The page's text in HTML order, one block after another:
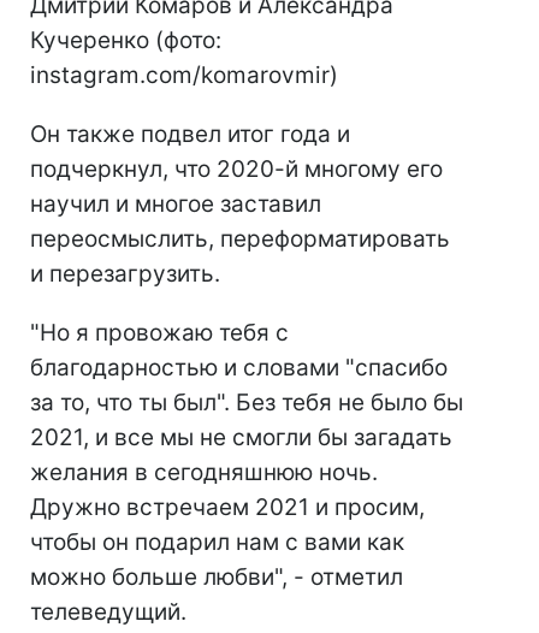
Кучеренко (фото:
instagram.com/komarovmir)
Он также подвел итог года и
подчеркнул, что 2020-й многому его
научил и многое заставил
переосмыслить, переформатировать
и перезагрузить.
"Но я провожаю тебя с
благодарностью и словами "спасибо
за то, что ты был". Без тебя не было бы
2021, и все мы не смогли бы загадать
желания в сегодняшнюю ночь.
Дружно встречаем 2021 и просим,
чтобы он подарил нам с вами как
можно больше любви", - отметил
телеведущий.